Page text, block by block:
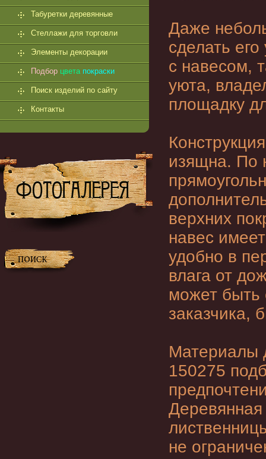
Табуретки деревянные
Стеллажи для торговли
Элементы декорации
Подбор цвета покраски
Поиск изделий по сайту
Контакты
Даже
сделать
с навесом,
уюта,
площадку
изящна. По
верхних
навес
удобно в
влага от
может быть
заказчика,
Материалы
150275
Деревянная
не